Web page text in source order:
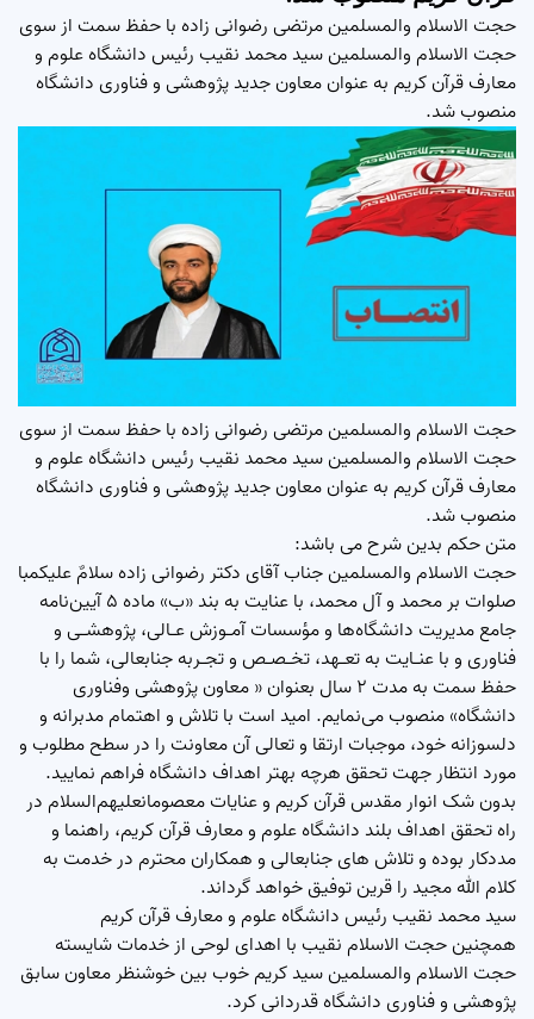
حجت الاسلام والمسلمین مرتضی رضوانی زاده با حفظ سمت از سوی
حجت الاسلام والمسلمین سید محمد نقیب رئیس دانشگاه علوم و
معارف قرآن کریم به عنوان معاون جدید پژوهشی و فناوری دانشگاه
منصوب شد.
حجت الاسلام والمسلمین مرتضی رضوانی زاده با حفظ سمت از سوی
حجت الاسلام والمسلمین سید محمد نقیب رئیس دانشگاه علوم و
معارف قرآن کریم به عنوان معاون جدید پژوهشی و فناوری دانشگاه
منصوب شد.
متن حکم بدین شرح می باشد:
حجت الاسلام والمسلمین جناب آقای دکتر رضوانی زاده سلامٌ علیکمبا
صلوات بر محمد و آل محمد، با عنایت به بند «ب» ماده 5 آیین‌نامه
جامع مدیریت دانشگاه‌ها و مؤسسات آمـوزش عـالی، پژوهشـی و
فناوری و با عنـایت به تعـهد، تخـصـص و تجـربه جنابعالی، شما را با
حفظ سمت به مدت 2 سال بعنوان « معاون پژوهشی وفناوری
دانشگاه» منصوب می‌نمایم. امید است با تلاش و اهتمام مدبرانه و
دلسوزانه خود، موجبات ارتقا و تعالی آن معاونت را در سطح مطلوب و
مورد انتظار جهت تحقق هرچه بهتر اهداف دانشگاه فراهم نمایید.
بدون شک انوار مقدس قرآن کریم و عنایات معصومانعلیهم‌السلام در
راه تحقق اهداف بلند دانشگاه علوم و معارف قرآن کریم، راهنما و
مددکار بوده و تلاش های جنابعالی و همکاران محترم در خدمت به
کلام الله مجید را قرین توفیق خواهد گرداند.
سید محمد نقیب رئیس دانشگاه علوم و معارف قرآن کریم
همچنین حجت الاسلام نقیب با اهدای لوحی از خدمات شایسته
حجت الاسلام والمسلمین سید کریم خوب بین خوشنظر معاون سابق
پژوهشی و فناوری دانشگاه قدردانی کرد.